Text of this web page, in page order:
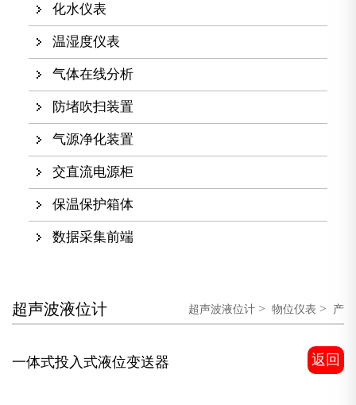
化水仪表
温湿度仪表
气体在线分析
防堵吹扫装置
气源净化装置
交直流电源柜
保温保护箱体
数据采集前端
超声波液位计 超声波液位计 > 物位仪表 > 产
一体式投入式液位变送器 返回